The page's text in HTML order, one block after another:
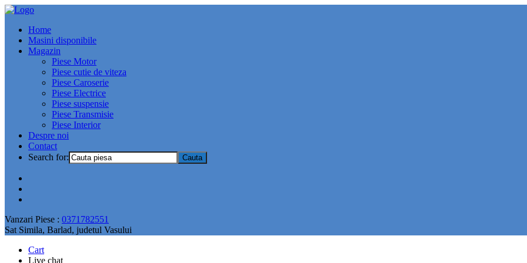
Home
Masini disponibile
Magazin
Piese Motor
Piese cutie de viteza
Piese Caroserie
Piese Electrice
Piese suspensie
Piese Transmisie
Piese Interior
Despre noi
Contact
Search for:
Vanzari Piese : 0371782551
Sat Simila, Barlad, judetul Vasului
Cart
Live chat